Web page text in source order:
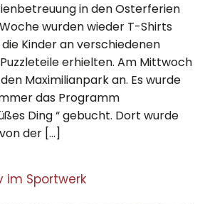
in den Osterferien
wurden wieder T-Shirts
Kinder an verschiedenen
erhielten. Am Mittwoch
Maximilianpark an. Es wurde
das Programm
Ding “ gebucht. Dort wurde
der […]
im Sportwerk